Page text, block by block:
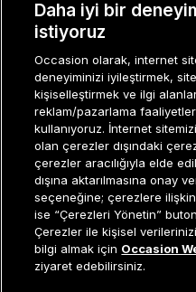
Müşteri İlişkileri0 850 800
KADIN KATEGORILER
GRUP MARKALAR
ERKEK KATEGORILER
Occasion bir EREN
Daha iyi bir
istiyoruz
Occasion olarak, internet
deneyiminizi iyileştirmek,
kişiselleştirmek ve ilgi
reklam/pazarlama
kullanıyoruz. İnternet
olan çerezler dışındaki
çerezler aracılığıyla elde
dışına aktarılmasına onay
seçeneğine; çerezlere
ise “Çerezleri Yönetin”
Çerezler ile kişisel
bilgi almak için Occasion
ziyaret edebilirsiniz.